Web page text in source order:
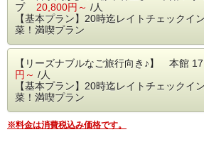
プ 20,800円～ /人
【基本プラン】20時迄レイトチェックイ
菜！満喫プラン
【リーズナブルなご旅行向き♪】 本館
円～ /人
【基本プラン】20時迄レイトチェックイ
菜！満喫プラン
※料金は消費税込み価格です。